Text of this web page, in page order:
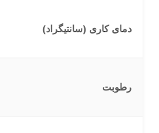
دمای کاری (سانتیگراد)
رطوبت